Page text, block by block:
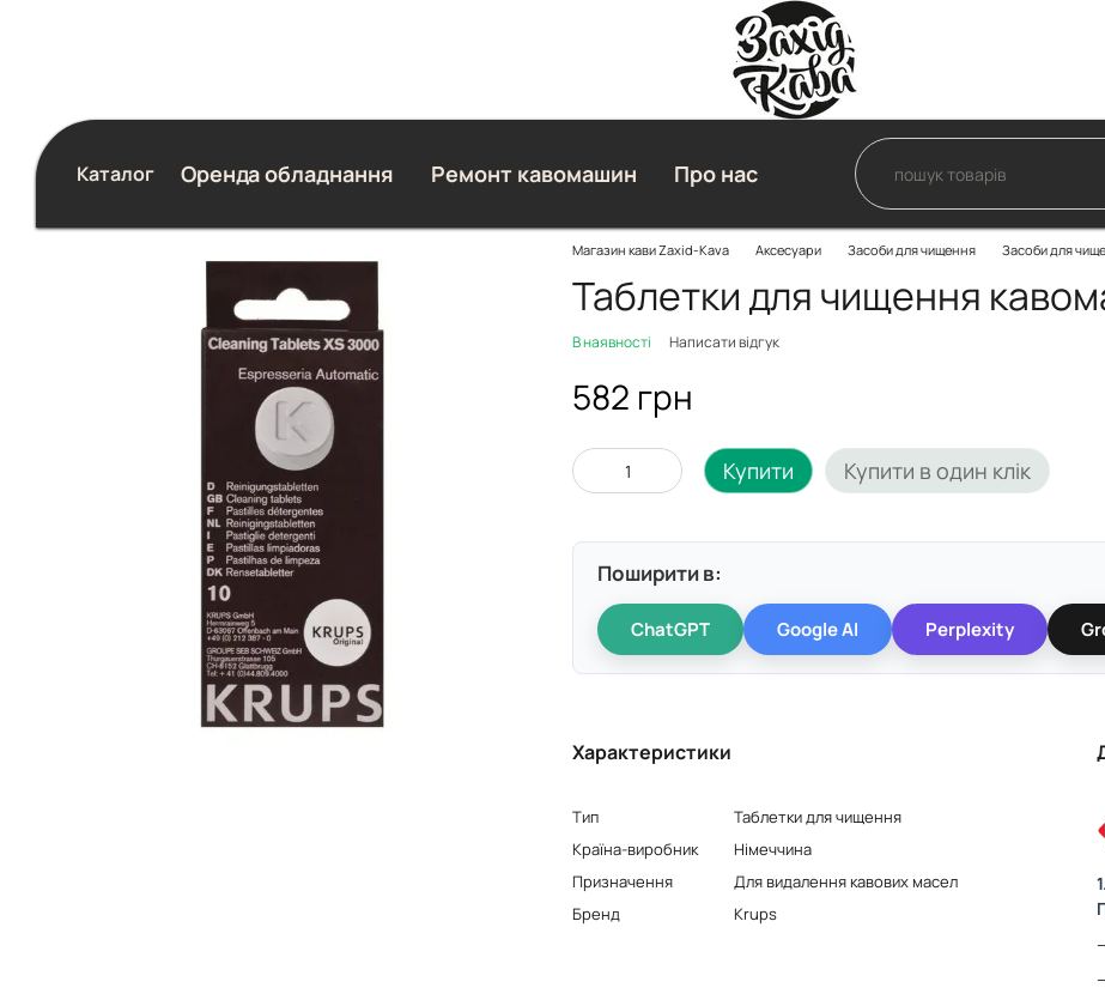
Каталог Оренда обладнання Ремонт кавомашин
Про нас
Магазин кави Zaxid-Kava Аксесуари Засоби для чищення Засоби для
Таблетки для чищення
В наявності Написати відгук
582 грн
Купити Купити в один клік
Поширити в:
ChatGPT Google AI Perplexity
Характеристики
Тип
Таблетки для чищення
Країна-виробник
Німеччина
Призначення
Для видалення кавових масел
Бренд
Krups